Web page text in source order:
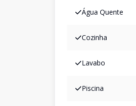
Água Quente
Cozinha
Lavabo
Piscina